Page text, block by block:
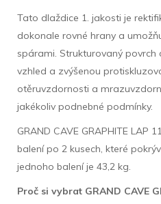
Tato dlaždice 1. jakosti je
dokonale rovné hrany a
spárami. Strukturovaný
vzhled a zvýšenou
otěruvzdornosti a
jakékoliv podnebné podmínky.
GRAND CAVE GRAPHITE LAP
balení po 2 kusech, které
jednoho balení je 43,2 kg.
Proč si vybrat GRAND CAVE